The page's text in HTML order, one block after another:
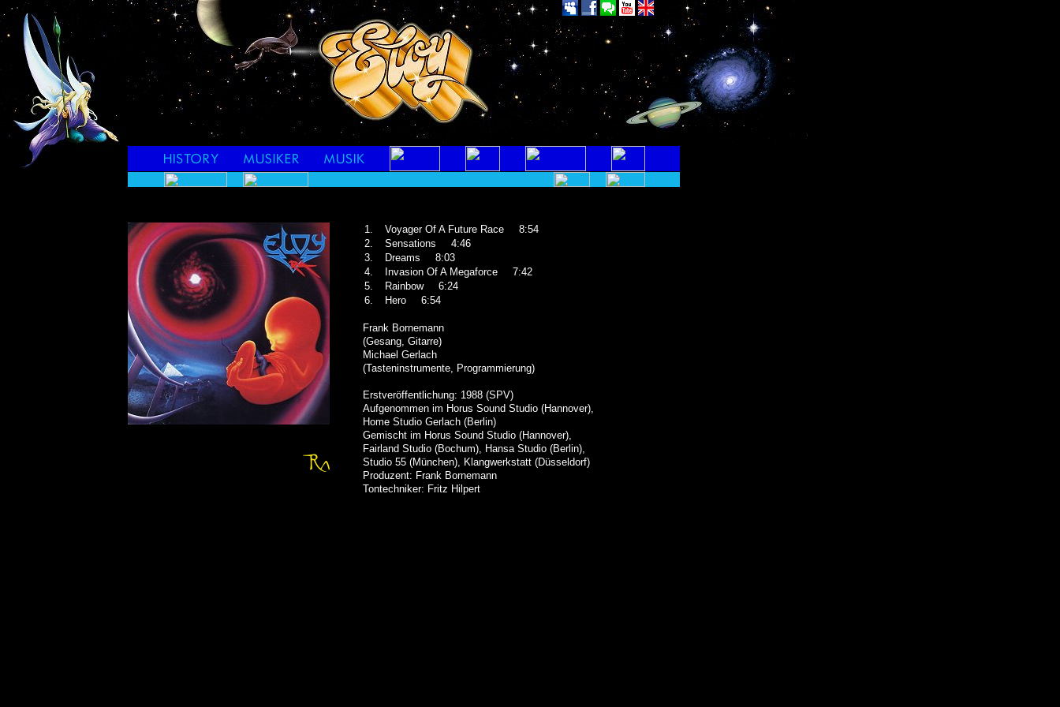
1. Voyager Of A Future Race
8:54
2.
Sensations
4:46
3.
Dreams
8:03
4.
Invasion Of A Megaforce
7:42
5.
Rainbow
6:24
6.
Hero 6:54
Frank Bornemann
(Gesang, Gitarre)
Michael Gerlach
(Tasteninstrumente, Programmierung)
Erstveröffentlichung: 1988 (SPV)
Aufgenommen im Horus Sound Studio (Hannover),
Home Studio Gerlach (Berlin)
Gemischt im Horus Sound Studio (Hannover),
Fairland Studio (Bochum), Hansa Studio (Berlin),
Studio 55 (München), Klangwerkstatt (Düsseldorf)
Produzent: Frank Bornemann
Tontechniker: Fritz Hilpert